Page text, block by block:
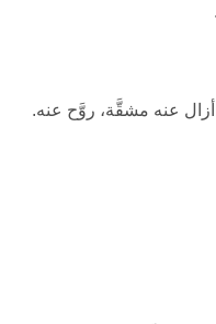
عنه مشقَّة، روَّح عنه.